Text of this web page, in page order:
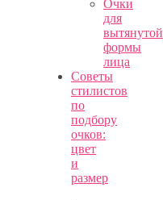
Очки
для
вытянутой
формы
лица
Советы
стилистов
по
подбору
очков:
цвет
и
размер